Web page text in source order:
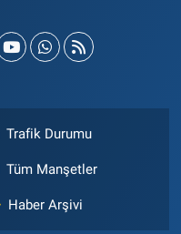
Trafik Durumu
Tüm Manşetler
Haber Arşivi